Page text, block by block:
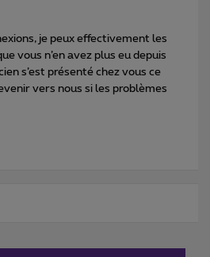
je peux effectivement les
vous n’en avez plus eu depuis
s’est présenté chez vous ce
vers nous si les problèmes